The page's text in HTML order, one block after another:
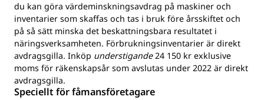
du kan göra värdeminskningsavdrag på maskiner och
inventarier som skaffas och tas i bruk före årsskiftet och
på så sätt minska det beskattningsbara resultatet i
näringsverksamheten. Förbrukningsinventarier är direkt
avdragsgilla. Inköp understigande24 150 kr exklusive
moms för räkenskapsår som avslutas under 2022 är direkt
avdragsgilla.
Speciellt för fåmansföretagare